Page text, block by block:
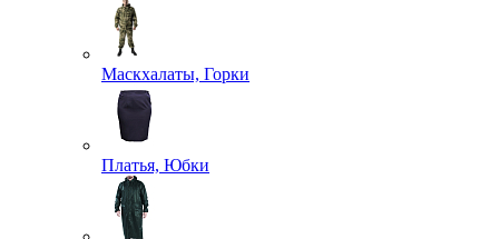
Маскхалаты, Горки
Платья, Юбки